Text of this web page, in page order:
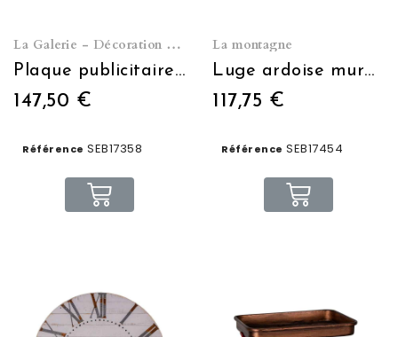
La Galerie - Décoration murale
Plaque publicitaire "Boucherie charcuterie"
147,50 €
Référence SEB17358
La montagne
Luge ardoise murale
117,75 €
Référence SEB17454